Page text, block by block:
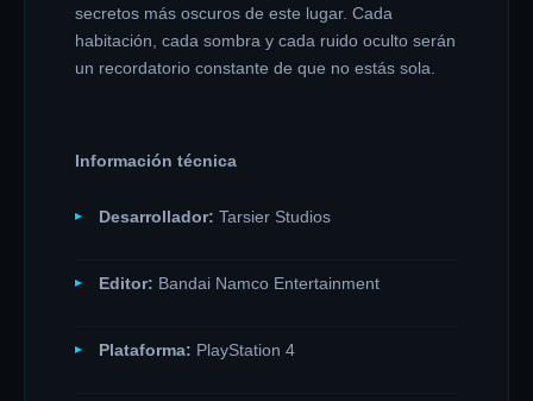
secretos más oscuros de este lugar. Cada
habitación, cada sombra y cada ruido oculto serán
un recordatorio constante de que no estás sola.
Información técnica
Desarrollador: Tarsier Studios
Editor: Bandai Namco Entertainment
Plataforma: PlayStation 4